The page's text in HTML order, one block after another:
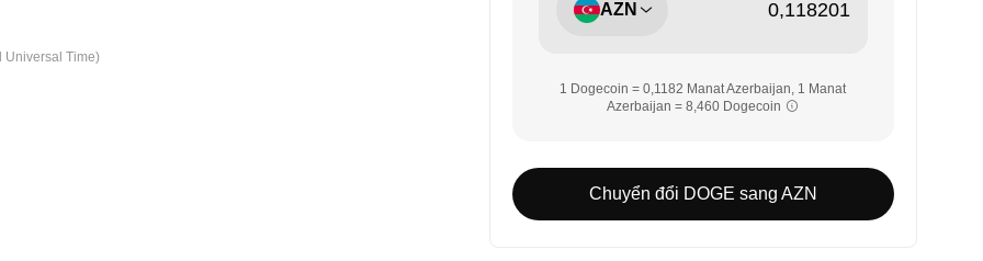
Universal Time)
AZN
1 Dogecoin = 0,1182 Manat Azerbaijan, 1 Manat
Azerbaijan = 8,460 Dogecoin
Chuyển đổi DOGE sang AZN